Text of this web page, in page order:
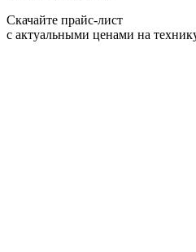
Скачайте прайс-лист
с актуальными ценами на